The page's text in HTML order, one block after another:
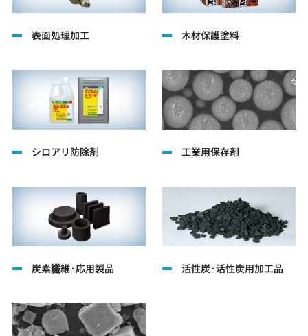
表面処理加工 木材保護塗料
シロアリ防除剤 工業用保存剤
炭素纖維·応用製品 活性炭·活性炭用加工品